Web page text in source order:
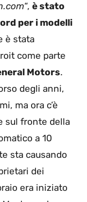
“, è stato
per i modelli
è stata
come parte
Motors.
degli anni,
ma ora c’è
sul fronte della
a 10
sta causando
dei
era iniziato